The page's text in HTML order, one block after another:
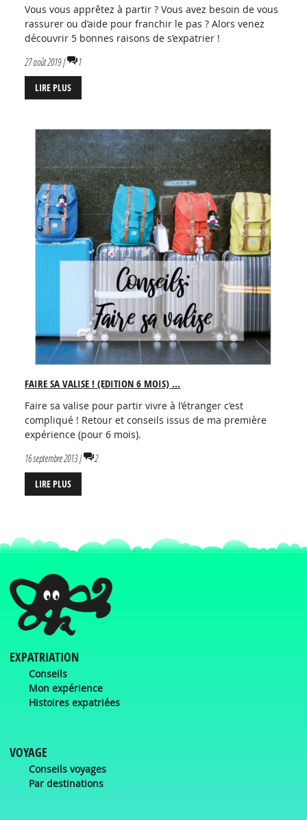
Vous vous apprêtez à partir ? Vous avez besoin de vous
rassurer ou d’aide pour franchir le pas ? Alors venez
découvrir 5 bonnes raisons de s’expatrier !
27 août 2019 |
1
LIRE PLUS
FAIRE SA VALISE ! (EDITION 6 MOIS) ...
Faire sa valise pour partir vivre à l’étranger c’est
compliqué ! Retour et conseils issus de ma première
expérience (pour 6 mois).
16 septembre 2013 |
2
LIRE PLUS
EXPATRIATION
Conseils
Mon expérience
Histoires expatriées
VOYAGE
Conseils voyages
Par destinations